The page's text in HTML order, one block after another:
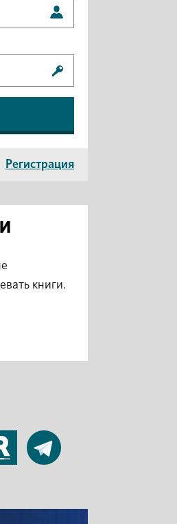
Регистрация
книги.
Telegram